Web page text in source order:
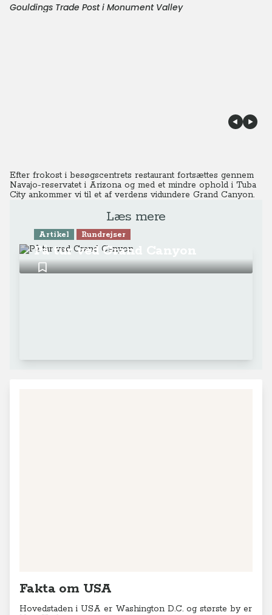
Gouldings Trade Post i Monument Valley
Efter frokost i besøgscentrets restaurant fortsættes gennem
Navajo-reservatet i Arizona og med et mindre ophold i Tuba
City ankommer vi til et af verdens vidundere Grand Canyon.
Læs mere
Artikel Rundrejser
På tur ved Grand Canyon
Fakta om USA
Hovedstaden i USA er Washington D.C. og største by er